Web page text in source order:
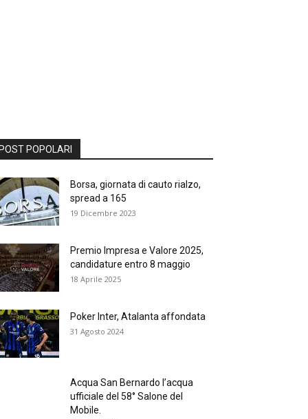
POPOLARI
Borsa, giornata di cauto rialzo,
spread a 165
19 Dicembre 2023
Premio Impresa e Valore 2025,
candidature entro 8 maggio
18 Aprile 2025
Poker Inter, Atalanta affondata
31 Agosto 2024
Acqua San Bernardo l’acqua
ufficiale del 58° Salone del
Mobile.